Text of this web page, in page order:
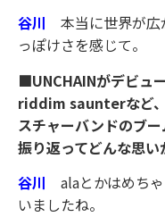
谷川 本当に世界が広
っぽけさを感じて。
■UNCHAINがデビュ
riddim saunterなど、
スチャーバンドのブ
振り返ってどんな思い
谷川 alaとかはめち
いましたね。